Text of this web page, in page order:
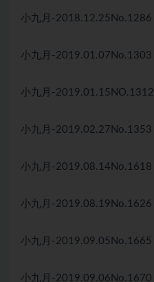
小九月-2018.12.25No.1286
小九月-2019.01.07No.1303
小九月-2019.01.15NO.1312
小九月-2019.02.27No.1353
小九月-2019.08.14No.1618
小九月-2019.08.19No.1626
小九月-2019.09.05No.1665
小九月-2019.09.06No.1670